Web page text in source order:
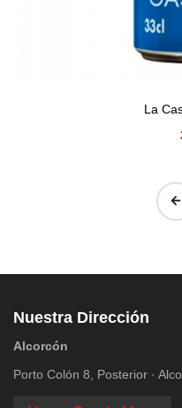
La
Nuestra Dirección
Alcorcón
Porto Colón 8, Posterior ·